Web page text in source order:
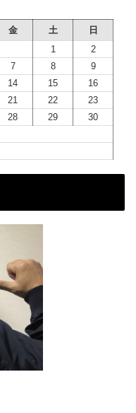
金 土 日
1
2
7 8
9
14 15
16
21 22
23
28 29
30